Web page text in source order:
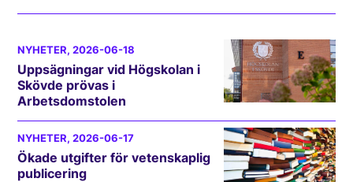
NYHETER, 2026-06-18
Uppsägningar vid Högskolan i
Skövde prövas i
Arbetsdomstolen
NYHETER, 2026-06-17
Ökade utgifter för vetenskaplig
publicering